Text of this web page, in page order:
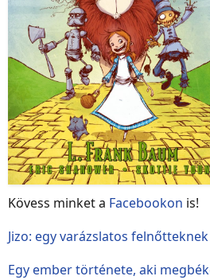
Kövess minket a Facebookon is!
Jizo: egy varázslatos
Egy ember története, aki